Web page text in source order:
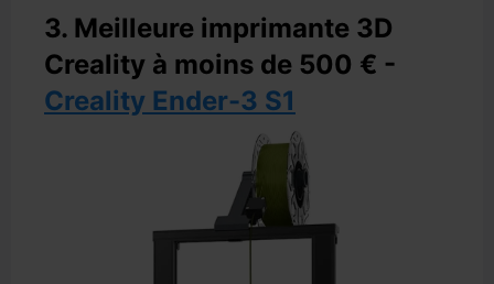
3. Meilleure imprimante 3D
Creality à moins de 500 € -
Creality Ender-3 S1